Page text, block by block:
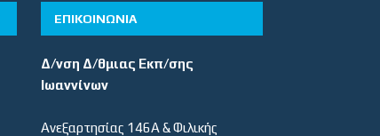
ΕΠΙΚΟΙΝΩΝΙΑ
Δ/νση Δ/θμιας Εκπ/σης
Ιωαννίνων
Ανεξαρτησίας 146Α & Φιλικής